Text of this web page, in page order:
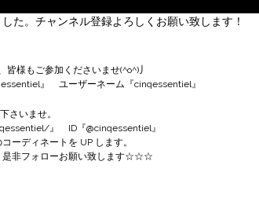
た。チャンネル登録よろしくお願い致します！
皆様もご参加くださいませ(^o^)丿
』 ユーザーネーム『cinqessentiel』
さいませ。
』 ID『@cinqessentiel』
ーディネートを UP します。
是非フォローお願い致します☆☆☆